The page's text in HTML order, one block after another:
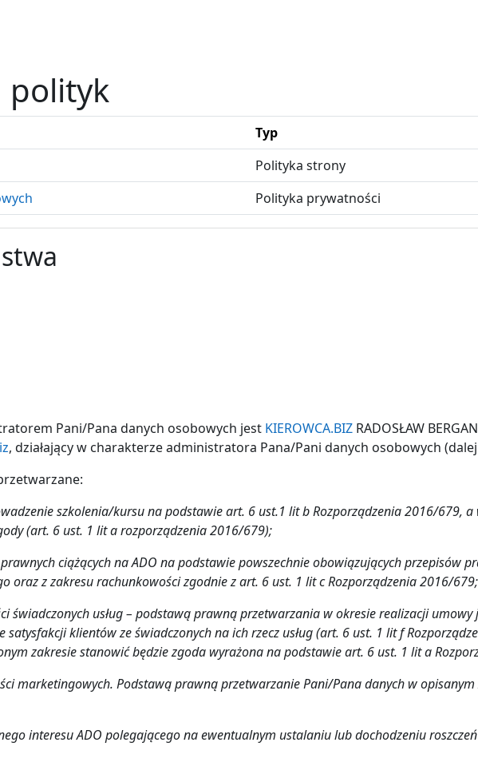
polityk
Typ
Polityka strony
Polityka prywatności
Pani/Pana danych osobowych jest KIEROWCA.BIZ RADOSŁAW
, działający w charakterze administratora Pana/Pani danych osobowych
szkolenia/kursu na podstawie art. 6 ust.1 lit b Rozporządzenia 2016/679,
(art. 6 ust. 1 lit a rozporządzenia 2016/679);
ciążących na ADO na podstawie powszechnie obowiązujących przepisów
oraz z zakresu rachunkowości zgodnie z art. 6 ust. 1 lit c Rozporządzenia 2016/679;
świadczonych usług – podstawą prawną przetwarzania w okresie realizacji
klientów ze świadczonych na ich rzecz usług (art. 6 ust. 1 lit f
zakresie stanowić będzie zgoda wyrażona na podstawie art. 6 ust. 1 lit a
marketingowych. Podstawą prawną przetwarzanie Pani/Pana danych w
interesu ADO polegającego na ewentualnym ustalaniu lub dochodzeniu